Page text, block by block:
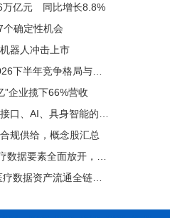
万亿元 同比增长8.8%
个确定性机会
器人冲击上市
年竞争格局与趋势预判
”企业揽下66%营收
具身智能的新范式来了！
规供给，概念股汇总
，AI 临床商业化迎来兑现窗口
链路破局与产业落地深度复盘